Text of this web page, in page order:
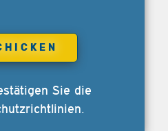
Sie die
.